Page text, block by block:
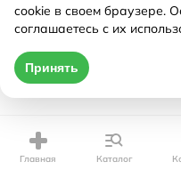
Главная Каталог
cookie в своем браузере.
соглашаетесь с их
Принять